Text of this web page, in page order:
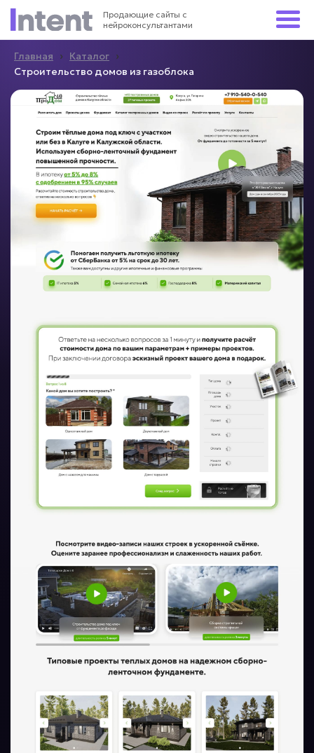
Продающие сайты с
нейроконсультантами
Главная › Каталог ›
Строительство домов из газоблока